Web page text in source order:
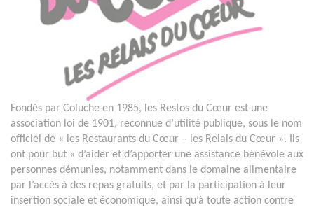
Fondés par Coluche en 1985, les Restos du Cœur est une
association loi de 1901, reconnue d’utilité publique, sous le nom
officiel de « les Restaurants du Cœur – les Relais du Cœur ». Ils
ont pour but « d’aider et d’apporter une assistance bénévole aux
personnes démunies, notamment dans le domaine alimentaire
par l’accès à des repas gratuits, et par la participation à leur
insertion sociale et économique, ainsi qu’à toute action contre